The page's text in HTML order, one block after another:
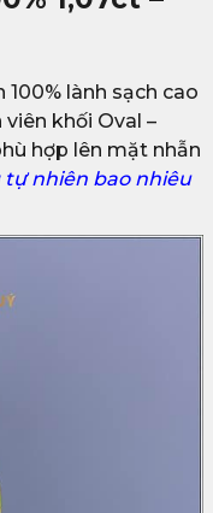
lành sạch cao
khối Oval –
hợp lên mặt nhẫn
tự nhiên bao nhiêu